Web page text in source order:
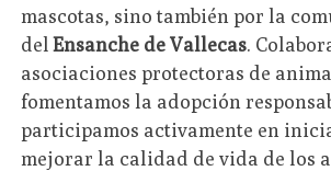
mascotas, sino también por la
delEnsanche de Vallecas.
asociaciones protectoras de
fomentamos la adopción
participamos activamente en
mejorar la calidad de vida de los